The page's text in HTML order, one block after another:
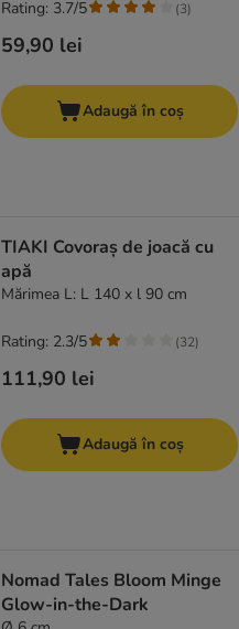
59,90 lei
Rating: 3.7/5 (3)
Adaugă în coș
TIAKI Covoraș de joacă cu
apă
Mărimea L: L 140 x l 90 cm
111,90 lei
Rating: 2.3/5 (32)
Adaugă în coș
Nomad Tales Bloom Minge
Glow-in-the-Dark